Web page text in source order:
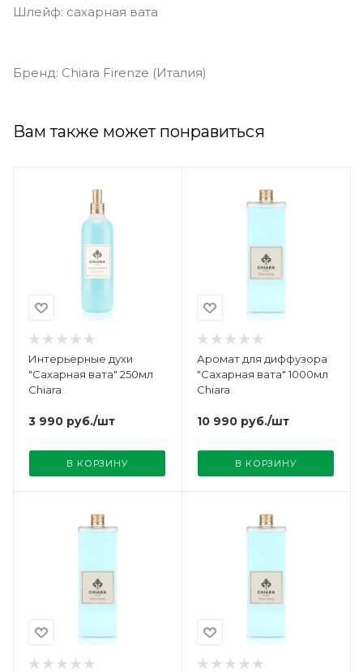
Шлейф: сахарная вата
Бренд: Chiara Firenze (Италия)
Вам также может понравиться
Интерьерные духи
"Сахарная вата" 250мл
Chiara
3 990 руб./шт
В КОРЗИНУ
Аромат для диффузора
"Сахарная вата" 1000мл
Chiara
10 990 руб./шт
В КОРЗИНУ